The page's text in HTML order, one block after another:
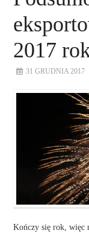
PLAN ROZWOJU
PROEXIO
2017
31 GRUDNIA 2017
Kończy się rok, więc